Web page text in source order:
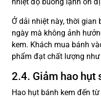
Ở dải nhiệt này, thời
ngày mà không ảnh
kem. Khách mua bánh
phẩm đạt chất lượng
2.4. Giảm hao hụt
Hao hụt bánh kem đến